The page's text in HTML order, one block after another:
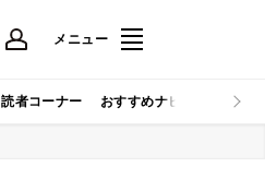
メニュー
読者コーナー おすすめナビ マイナビ